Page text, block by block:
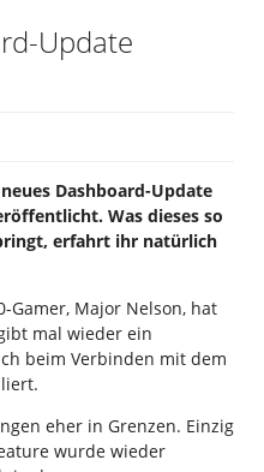
Update
Dashboard-Update
Was dieses so
erfahrt ihr natürlich
Gamer, Major Nelson, hat
mal wieder ein
beim Verbinden mit dem
eher in Grenzen. Einzig
wurde wieder